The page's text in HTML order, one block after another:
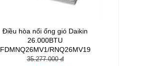
Điều hòa nối ống gió Daikin
26.000BTU
FDMNQ26MV1/RNQ26MV19
35.277.000 đ